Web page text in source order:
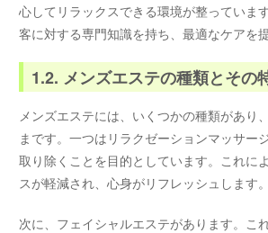
心してリラックスできる環境が整っていま
客に対する専門知識を持ち、最適なケアを
1.2. メンズエステの種類とその
メンズエステには、いくつかの種類があり
まです。一つはリラクゼーションマッサー
取り除くことを目的としています。これに
スが軽減され、心身がリフレッシュします。
次に、フェイシャルエステがあります。こ